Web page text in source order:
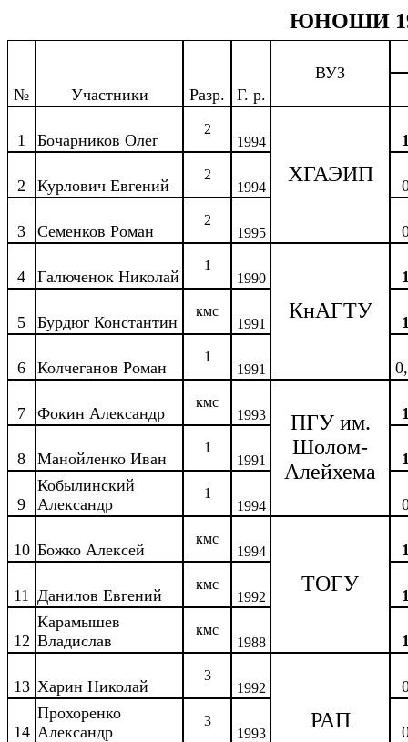
ЮНОШИ 19 -
№ Участники Разр. Г. р.
ВУЗ
1 Бочарников Олег
2
1994
ХГАЭИП
2 Курлович Евгений
2
1994
3 Семенков Роман
2
1995
4 Галюченок Николай
1
1990
КнАГТУ
5 Бурдюг Константин
кмс
1991
6 Колчеганов Роман
1
1991
7 Фокин Александр
кмс
1993
ПГУ им.
Шолом-
Алейхема
8 Манойленко Иван
1
1991
9
Кобылинский
Александр
1
1994
10 Божко Алексей
кмс
1994
ТОГУ
11 Данилов Евгений
кмс
1992
12
Карамышев
Владислав
кмс
1988
13 Харин Николай
3
1992
РАП
14
Прохоренко
Александр
3
1993